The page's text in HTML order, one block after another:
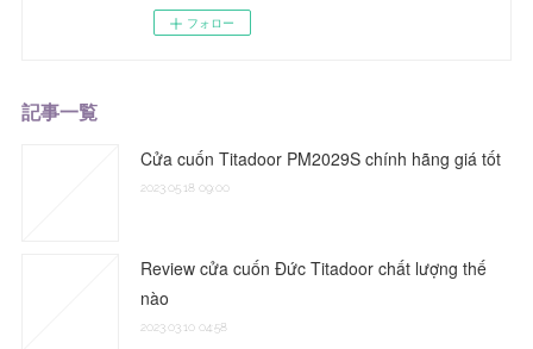
フォロー
記事一覧
Cửa cuốn Titadoor PM2029S chính hãng giá tốt
2023.05.18 09:00
Review cửa cuốn Đức Titadoor chất lượng thế
nào
2023.03.10 04:58